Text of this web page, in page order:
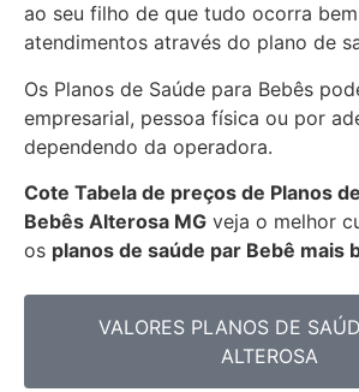
ao seu filho de que tudo ocorra
atendimentos através do plano de
Os Planos de Saúde para Bebês
empresarial, pessoa física ou por
dependendo da operadora.
Cote Tabela de preços de Planos
Bebês Alterosa MG veja o melhor
os planos de saúde par Bebê mais
VALORES PLANOS DE
ALTEROSA